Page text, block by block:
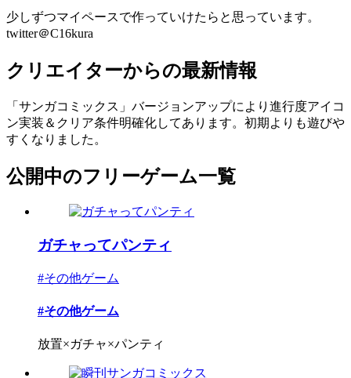
少しずつマイペースで作っていけたらと思っています。
twitter＠C16kura
クリエイターからの最新情報
「サンガコミックス」バージョンアップにより進行度アイコ
ン実装＆クリア条件明確化してあります。初期よりも遊びや
すくなりました。
公開中のフリーゲーム一覧
ガチャってパンティ
#その他ゲーム
#その他ゲーム
放置×ガチャ×パンティ